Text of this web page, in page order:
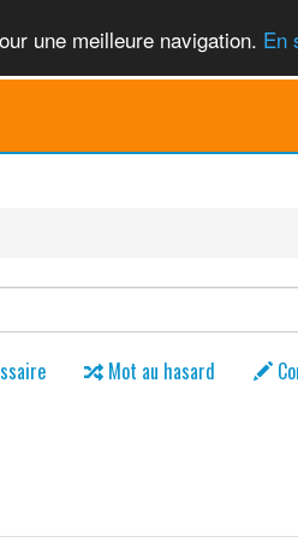
une meilleure navigation. En
Mot au hasard